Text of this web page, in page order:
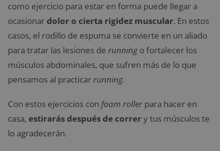
como ejercicio para estar en forma puede llegar a
ocasionar dolor o cierta rigidez muscular. En estos
casos, el rodillo de espuma se convierte en un aliado
para tratar las lesiones de running o fortalecer los
músculos abdominales, que sufren más de lo que
pensamos al practicarrunning.
Con estos ejercicios con foam roller para hacer en
casa, estirarás después de correry tus músculos te
lo agradecerán.